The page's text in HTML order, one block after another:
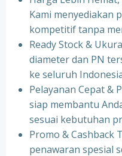
Kami menyediakan
kompetitif tanpa
⁠Ready Stock &
diameter dan PN
ke seluruh
⁠Pelayanan Cepat &
siap membantu
sesuai kebutuhan
⁠Promo & Cashback
penawaran spesial